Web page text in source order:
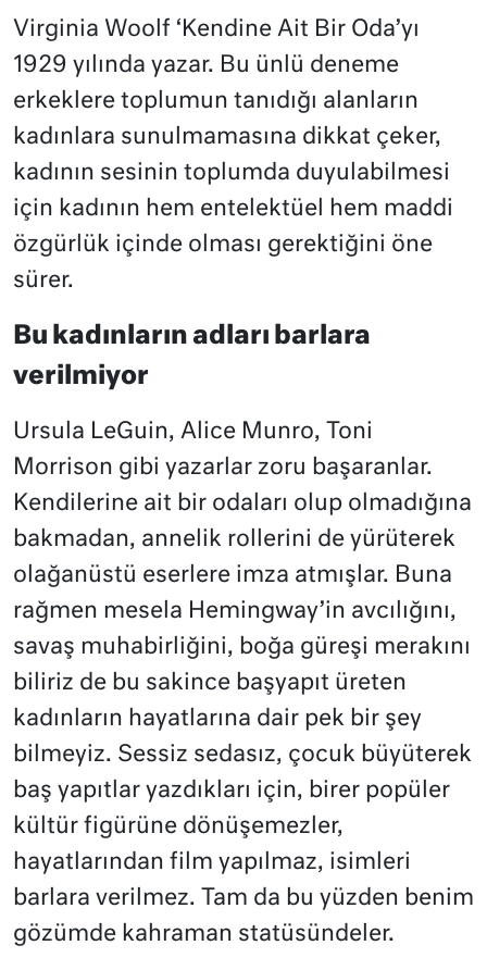
Virginia Woolf ‘Kendine Ait Bir Oda’yı
1929 yılında yazar. Bu ünlü deneme
erkeklere toplumun tanıdığı alanların
kadınlara sunulmamasına dikkat çeker,
kadının sesinin toplumda duyulabilmesi
için kadının hem entelektüel hem maddi
özgürlük içinde olması gerektiğini öne
sürer.
Bu kadınların adları barlara
verilmiyor
Ursula LeGuin, Alice Munro, Toni
Morrison gibi yazarlar zoru başaranlar.
Kendilerine ait bir odaları olup olmadığına
bakmadan, annelik rollerini de yürüterek
olağanüstü eserlere imza atmışlar. Buna
rağmen mesela Hemingway’in avcılığını,
savaş muhabirliğini, boğa güreşi merakını
biliriz de bu sakince başyapıt üreten
kadınların hayatlarına dair pek bir şey
bilmeyiz. Sessiz sedasız, çocuk büyüterek
baş yapıtlar yazdıkları için, birer popüler
kültür figürüne dönüşemezler,
hayatlarından film yapılmaz, isimleri
barlara verilmez. Tam da bu yüzden benim
gözümde kahraman statüsündeler.